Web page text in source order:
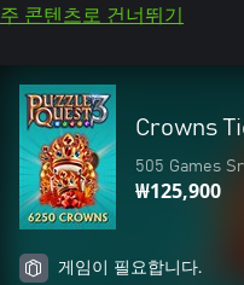
주 콘텐츠로 건너뛰기
Crowns
505 Games
₩125,900
게임이 필요합니다.